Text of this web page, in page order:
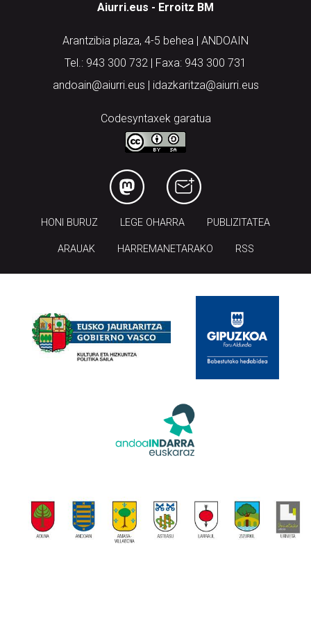
Aiurri.eus - Erroitz BM
Arantzibia plaza, 4-5 behea | ANDOAIN
Tel.: 943 300 732 | Faxa: 943 300 731
andoain@aiurri.eus | idazkaritza@aiurri.eus
Codesyntaxek garatua
HONI BURUZ LEGE OHARRA PUBLIZITATEA
ARAUAK HARREMANETARAKO RSS